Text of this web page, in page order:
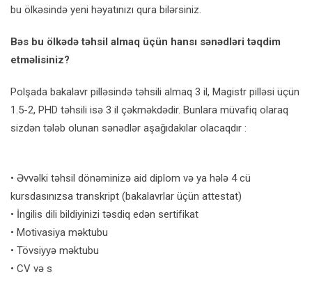
bu ölkəsində yeni həyatınızı qura bilərsiniz.
Bəs bu ölkədə təhsil almaq üçün hansı sənədləri təqdim
etməlisiniz?
Polşada bakalavr pilləsində təhsili almaq 3 il, Magistr pilləsi üçün
1.5-2, PHD təhsili isə 3 il çəkməkdədir. Bunlara müvafiq olaraq
sizdən tələb olunan sənədlər aşağıdakılar olacaqdır :
• Əvvəlki təhsil dönəminizə aid diplom və ya hələ 4 cü
kursdasınızsa transkript (bakalavrlar üçün attestat)
• İngilis dili bildiyinizi təsdiq edən sertifikat
• Motivasiya məktubu
• Tövsiyyə məktubu
• CV və s